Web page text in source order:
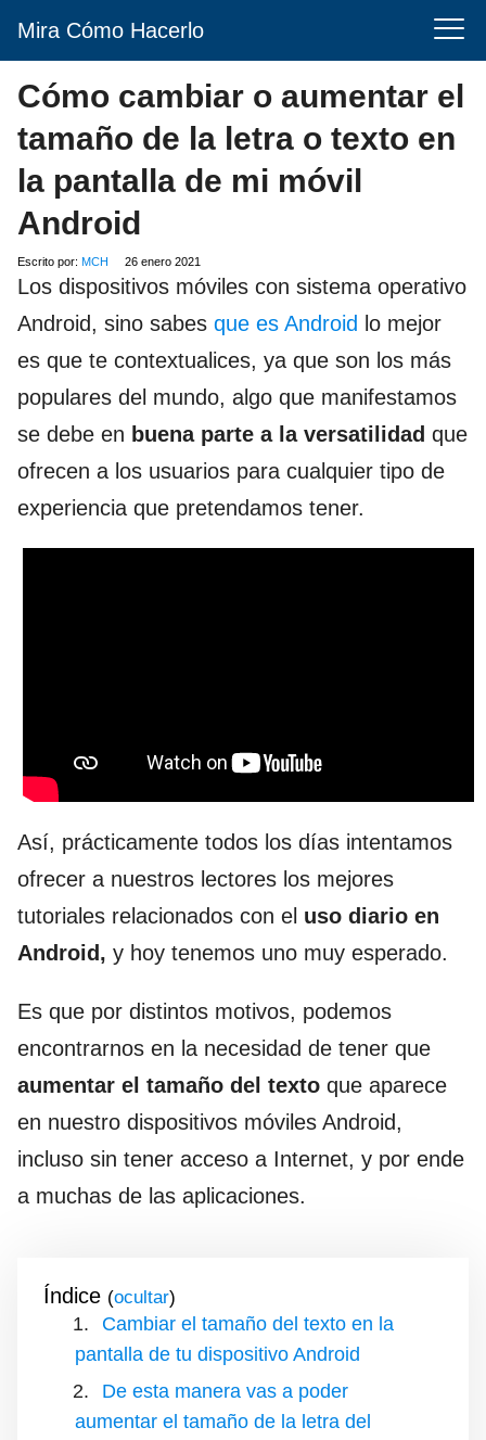
Mira Cómo Hacerlo
Cómo cambiar o aumentar el
tamaño de la letra o texto en
la pantalla de mi móvil
Android
Escrito por: MCH 26 enero 2021
Los dispositivos móviles con sistema operativo
Android, sino sabes que es Android lo mejor
es que te contextualices, ya que son los más
populares del mundo, algo que manifestamos
se debe en buena parte a la versatilidad que
ofrecen a los usuarios para cualquier tipo de
experiencia que pretendamos tener.
Así, prácticamente todos los días intentamos
ofrecer a nuestros lectores los mejores
tutoriales relacionados con el uso diario en
Android, y hoy tenemos uno muy esperado.
Es que por distintos motivos, podemos
encontrarnos en la necesidad de tener que
aumentar el tamaño del texto que aparece
en nuestro dispositivos móviles Android,
incluso sin tener acceso a Internet, y por ende
a muchas de las aplicaciones.
Índice ( )
Cambiar el tamaño del texto en la
pantalla de tu dispositivo Android
De esta manera vas a poder
aumentar el tamaño de la letra del